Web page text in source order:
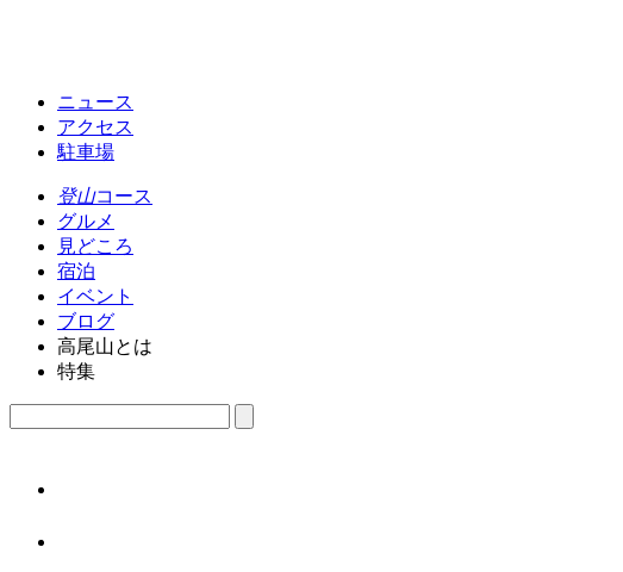
ニュース
アクセス
駐車場
登山コース
グルメ
見どころ
宿泊
イベント
ブログ
高尾山とは
特集